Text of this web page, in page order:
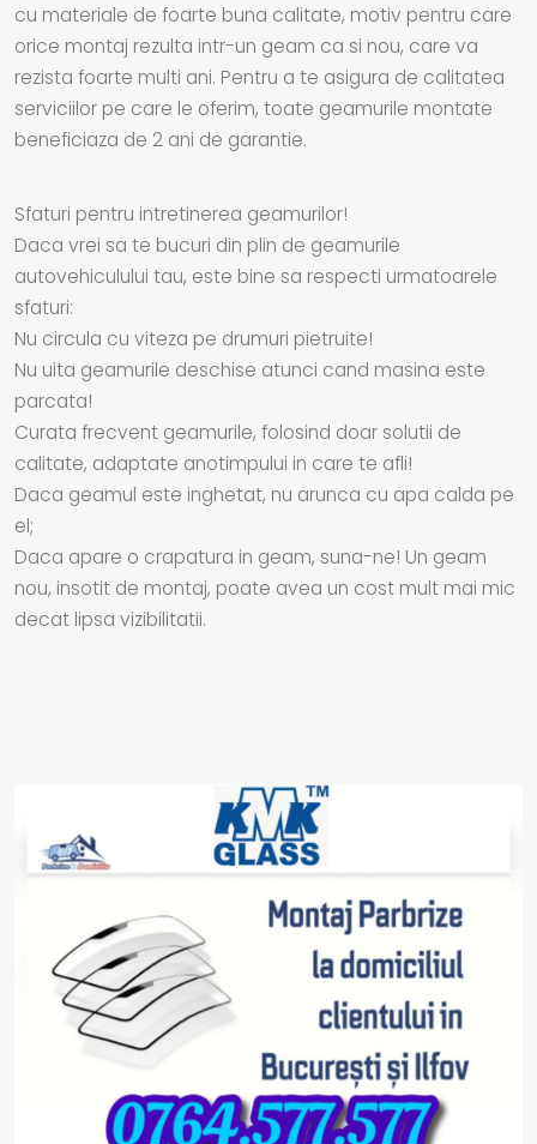
cu materiale de foarte buna calitate, motiv pentru care
orice montaj rezulta intr-un geam ca si nou, care va
rezista foarte multi ani. Pentru a te asigura de calitatea
serviciilor pe care le oferim, toate geamurile montate
beneficiaza de 2 ani de garantie.
Sfaturi pentru intretinerea geamurilor!
Daca vrei sa te bucuri din plin de geamurile
autovehiculului tau, este bine sa respecti urmatoarele
sfaturi:
Nu circula cu viteza pe drumuri pietruite!
Nu uita geamurile deschise atunci cand masina este
parcata!
Curata frecvent geamurile, folosind doar solutii de
calitate, adaptate anotimpului in care te afli!
Daca geamul este inghetat, nu arunca cu apa calda pe
el;
Daca apare o crapatura in geam, suna-ne! Un geam
nou, insotit de montaj, poate avea un cost mult mai mic
decat lipsa vizibilitatii.